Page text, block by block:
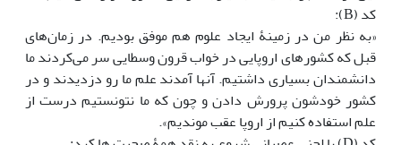
کد (B):
«به نظر من در زمینۀ ایجاد علوم هم موفق بودیم. در زمان‌های
قبل که کشورهای اروپایی در خواب قرون وسطایی سر می‌کردند ما
دانشمندان بسیاری داشتیم. آن‏ها‎ آمدند علم ما رو دزدیدند و در
کشور خودشون پرورش دادن و چون که ما نتونستیم درست از
علم استفاده کنیم از اروپا عقب موندیم».